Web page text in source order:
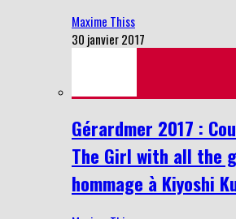
Maxime Thiss
30 janvier 2017
Gérardmer 2017 :
The Girl with all the
hommage à Kiyoshi